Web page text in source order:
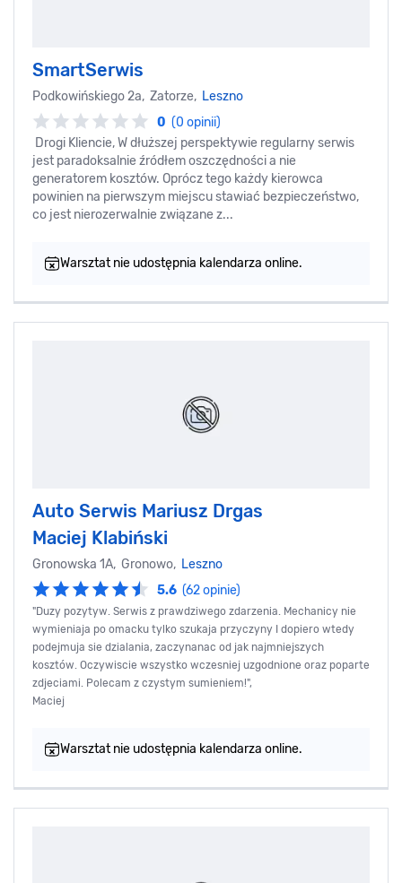
SmartSerwis
Podkowińskiego 2a, Zatorze, Leszno
0 (0 opinii)
Drogi Kliencie, W dłuższej perspektywie regularny serwis
jest paradoksalnie źródłem oszczędności a nie
generatorem kosztów. Oprócz tego każdy kierowca
powinien na pierwszym miejscu stawiać bezpieczeństwo,
co jest nierozerwalnie związane z...
Warsztat nie udostępnia kalendarza online.
Auto Serwis Mariusz Drgas
Maciej Klabiński
Gronowska 1A, Gronowo, Leszno
5.6 (62 opinie)
"Duzy pozytyw. Serwis z prawdziwego zdarzenia. Mechanicy nie
wymieniaja po omacku tylko szukaja przyczyny I dopiero wtedy
podejmuja sie dzialania, zaczynanac od jak najmniejszych
kosztów. Oczywiscie wszystko wczesniej uzgodnione oraz poparte
zdjeciami. Polecam z czystym sumieniem!",
Maciej
Warsztat nie udostępnia kalendarza online.